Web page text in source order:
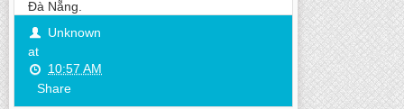
Đà Nẵng.
Unknown
at
10:57 AM
Share